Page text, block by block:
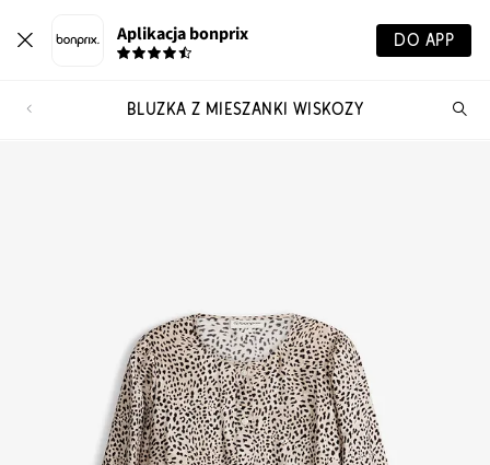
Aplikacja bonprix DO APP
BLUZKA Z MIESZANKI WISKOZY